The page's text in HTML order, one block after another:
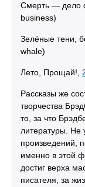
Смерть — дело
business)
Зелёные тени,
whale)
Лето, Прощай!,
Рассказы же
творчества
то, за что
литературы. Не
произведений,
именно в этой
достиг верха
писателя, за